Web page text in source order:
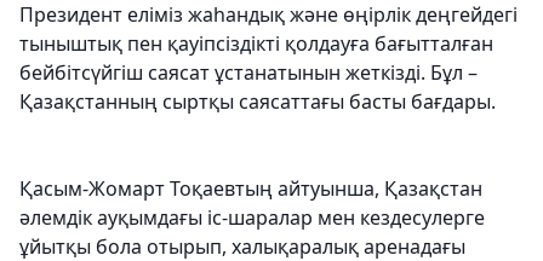
Президент еліміз жаһандық және өңірлік деңгейдегі
тыныштық пен қауіпсіздікті қолдауға бағытталған
бейбітсүйгіш саясат ұстанатынын жеткізді. Бұл –
Қазақстанның сыртқы саясаттағы басты бағдары.
Қасым-Жомарт Тоқаевтың айтуынша, Қазақстан
әлемдік ауқымдағы іс-шаралар мен кездесулерге
ұйытқы бола отырып, халықаралық аренадағы